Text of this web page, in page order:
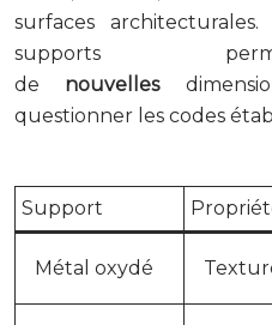
surfaces
supports
de nouvelles
questionner les codes
Support
Métal oxydé